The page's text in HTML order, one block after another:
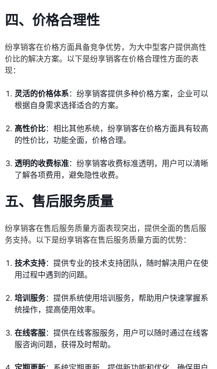
四、价格合理性
纷享销客在价格方面具备竞争优势，为大中型客户提供高性
价比的解决方案。以下是纷享销客在价格合理性方面的表
现：
灵活的价格体系：纷享销客提供多种价格方案，企业可以
根据自身需求选择适合的方案。
高性价比：相比其他系统，纷享销客在价格方面具有较高
的性价比，功能全面，价格合理。
透明的收费标准：纷享销客收费标准透明，用户可以清晰
了解各项费用，避免隐性收费。
五、售后服务质量
纷享销客在售后服务质量方面表现突出，提供全面的售后服
务支持。以下是纷享销客在售后服务质量方面的优势：
技术支持：提供专业的技术支持团队，随时解决用户在使
用过程中遇到的问题。
培训服务：提供系统使用培训服务，帮助用户快速掌握系
统操作，提高使用效率。
在线客服：提供在线客服服务，用户可以随时通过在线客
服咨询问题，获得及时帮助。